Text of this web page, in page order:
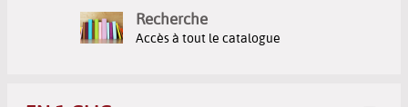
Recherche
Accès à tout le catalogue